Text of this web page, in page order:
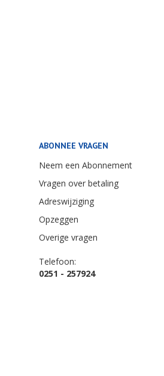
ABONNEE VRAGEN
Neem een Abonnement
Vragen over betaling
Adreswijziging
Opzeggen
Overige vragen
Telefoon:
0251 - 257924